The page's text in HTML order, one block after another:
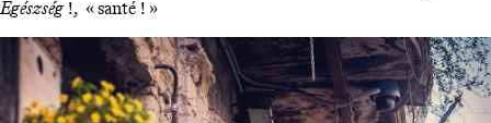
Egészség!, « santé ! »